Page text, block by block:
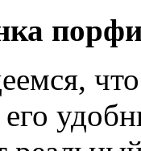
что
его